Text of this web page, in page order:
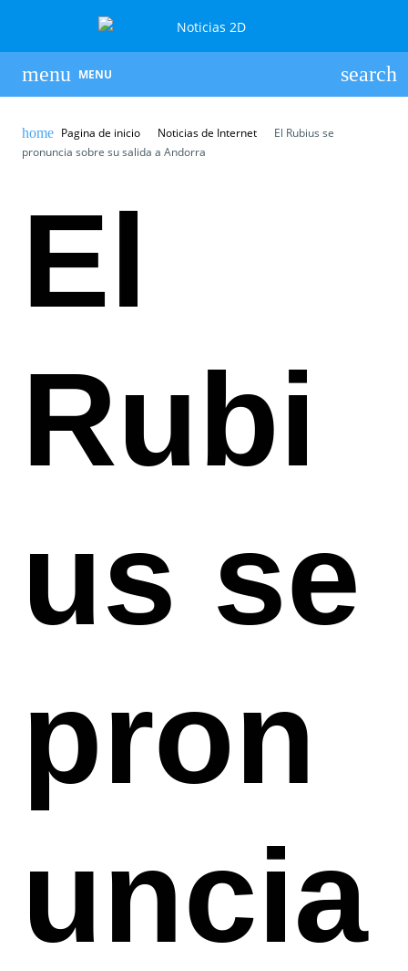
MENU
Pagina de inicio Noticias de Internet
El Rubius se
pronuncia sobre su salida a Andorra
El
Rubi
us se
pron
uncia